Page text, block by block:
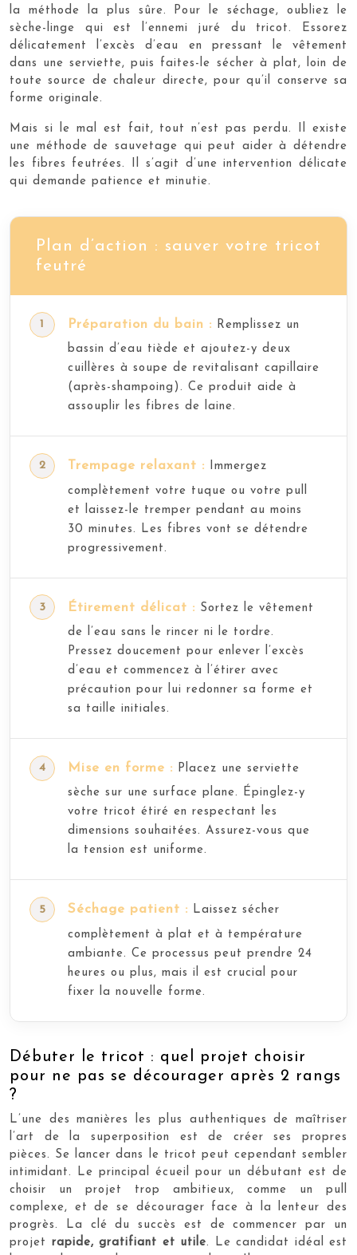
la méthode la plus sûre. Pour le séchage, oubliez le
sèche-linge qui est l’ennemi juré du tricot. Essorez
délicatement l’excès d’eau en pressant le vêtement
dans une serviette, puis faites-le sécher à plat, loin de
toute source de chaleur directe, pour qu’il conserve sa
forme originale.
Mais si le mal est fait, tout n’est pas perdu. Il existe
une méthode de sauvetage qui peut aider à détendre
les fibres feutrées. Il s’agit d’une intervention délicate
qui demande patience et minutie.
Plan d’action : sauver votre tricot
feutré
Préparation du bain : Remplissez un
bassin d’eau tiède et ajoutez-y deux
cuillères à soupe de revitalisant capillaire
(après-shampoing). Ce produit aide à
assouplir les fibres de laine.
Trempage relaxant : Immergez
complètement votre tuque ou votre pull
et laissez-le tremper pendant au moins
30 minutes. Les fibres vont se détendre
progressivement.
Étirement délicat : Sortez le vêtement
de l’eau sans le rincer ni le tordre.
Pressez doucement pour enlever l’excès
d’eau et commencez à l’étirer avec
précaution pour lui redonner sa forme et
sa taille initiales.
Mise en forme : Placez une serviette
sèche sur une surface plane. Épinglez-y
votre tricot étiré en respectant les
dimensions souhaitées. Assurez-vous que
la tension est uniforme.
Séchage patient : Laissez sécher
complètement à plat et à température
ambiante. Ce processus peut prendre 24
heures ou plus, mais il est crucial pour
fixer la nouvelle forme.
Débuter le tricot : quel projet choisir
pour ne pas se décourager après 2 rangs
?
L’une des manières les plus authentiques de maîtriser
l’art de la superposition est de créer ses propres
pièces. Se lancer dans le tricot peut cependant sembler
intimidant. Le principal écueil pour un débutant est de
choisir un projet trop ambitieux, comme un pull
complexe, et de se décourager face à la lenteur des
progrès. La clé du succès est de commencer par un
projet rapide, gratifiant et utile. Le candidat idéal est